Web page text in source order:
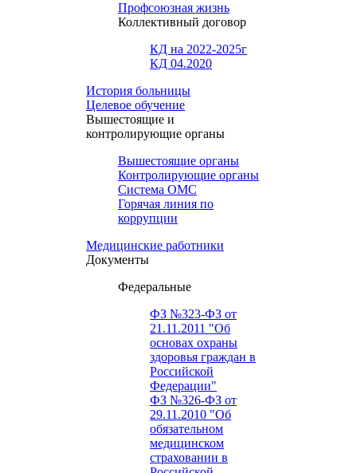
Профсоюзная жизнь
Коллективный договор
КД на 2022-2025г
КД 04.2020
История больницы
Целевое обучение
Вышестоящие и
контролирующие органы
Вышестоящие органы
Контролирующие органы
Система ОМС
Горячая линия по
коррупции
Медицинские работники
Документы
Федеральные
ФЗ №323-ФЗ от
21.11.2011 "Об
основах охраны
здоровья граждан в
Российской
Федерации"
ФЗ №326-ФЗ от
29.11.2010 "Об
обязательном
медицинском
страховании в